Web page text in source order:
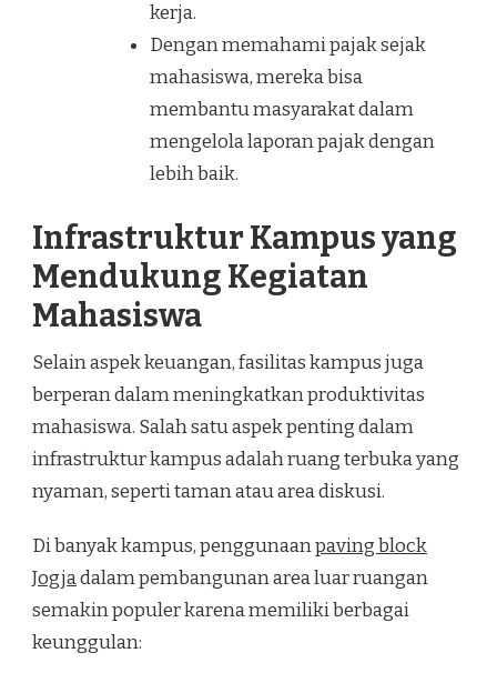
kerja.
Dengan memahami pajak sejak
mahasiswa, mereka bisa
membantu masyarakat dalam
mengelola laporan pajak dengan
lebih baik.
Infrastruktur Kampus yang
Mendukung Kegiatan
Mahasiswa
Selain aspek keuangan, fasilitas kampus juga
berperan dalam meningkatkan produktivitas
mahasiswa. Salah satu aspek penting dalam
infrastruktur kampus adalah ruang terbuka yang
nyaman, seperti taman atau area diskusi.
Di banyak kampus, penggunaanpaving block
Jogjadalam pembangunan area luar ruangan
semakin populer karena memiliki berbagai
keunggulan: